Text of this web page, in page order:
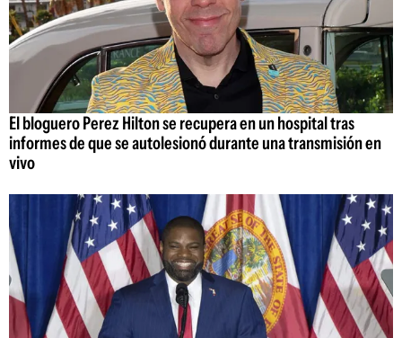
El bloguero Perez Hilton se recupera en un hospital tras
informes de que se autolesionó durante una transmisión en
vivo